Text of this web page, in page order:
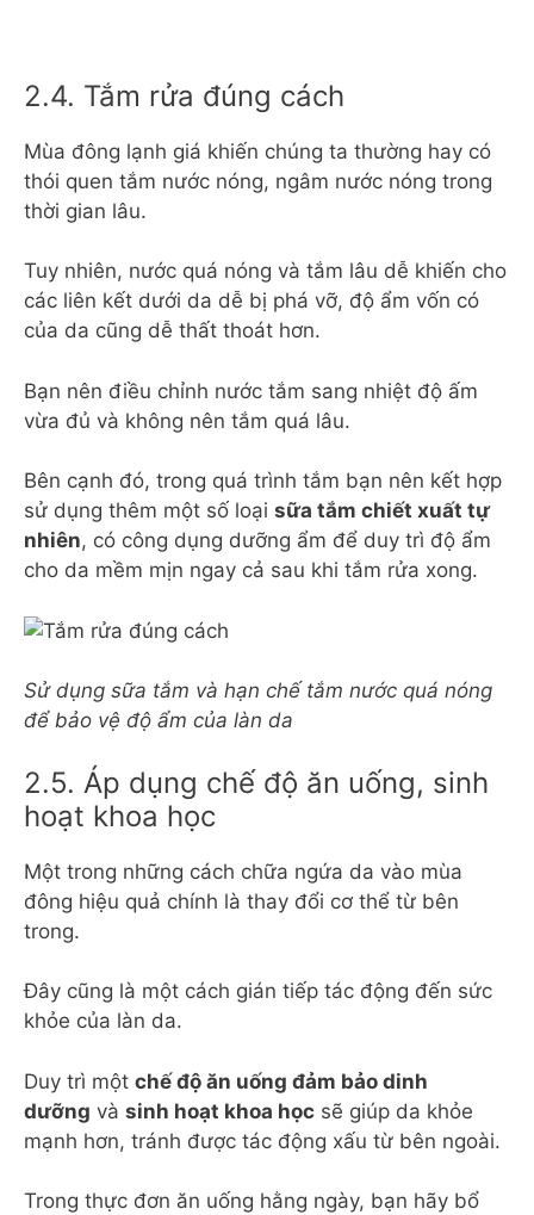
2.4. Tắm rửa đúng cách
Mùa đông lạnh giá khiến chúng ta thường hay có
thói quen tắm nước nóng, ngâm nước nóng trong
thời gian lâu.
Tuy nhiên, nước quá nóng và tắm lâu dễ khiến cho
các liên kết dưới da dễ bị phá vỡ, độ ẩm vốn có
của da cũng dễ thất thoát hơn.
Bạn nên điều chỉnh nước tắm sang nhiệt độ ấm
vừa đủ và không nên tắm quá lâu.
Bên cạnh đó, trong quá trình tắm bạn nên kết hợp
sử dụng thêm một số loại sữa tắm chiết xuất tự
nhiên, có công dụng dưỡng ẩm để duy trì độ ẩm
cho da mềm mịn ngay cả sau khi tắm rửa xong.
Sử dụng sữa tắm và hạn chế tắm nước quá nóng
để bảo vệ độ ẩm của làn da
2.5. Áp dụng chế độ ăn uống, sinh
hoạt khoa học
Một trong những cách chữa ngứa da vào mùa
đông hiệu quả chính là thay đổi cơ thể từ bên
trong.
Đây cũng là một cách gián tiếp tác động đến sức
khỏe của làn da.
Duy trì một chế độ ăn uống đảm bảo dinh
dưỡng và sinh hoạt khoa học sẽ giúp da khỏe
mạnh hơn, tránh được tác động xấu từ bên ngoài.
Trong thực đơn ăn uống hằng ngày, bạn hãy bổ